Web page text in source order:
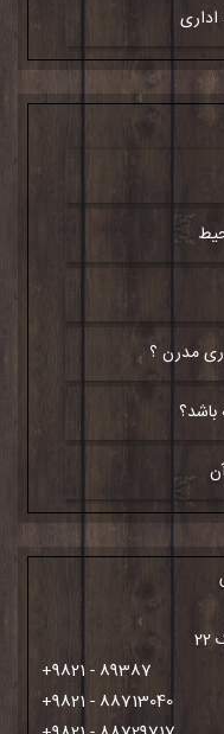
مدرن ؟
باشد؟
+9821 - 89387
+9821 - 88713040